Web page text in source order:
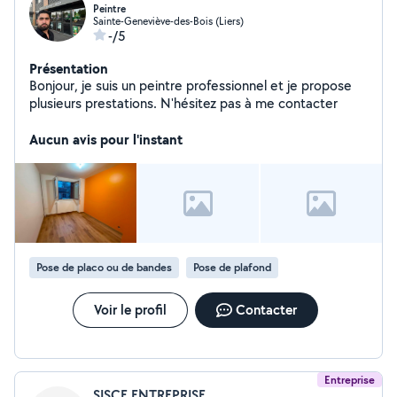
Peintre
Sainte-Geneviève-des-Bois (Liers)
-/5
Présentation
Bonjour, je suis un peintre professionnel et je propose
plusieurs prestations. N'hésitez pas à me contacter
Aucun avis pour l'instant
Pose de placo ou de bandes Pose de plafond
Voir le profil Contacter
Entreprise